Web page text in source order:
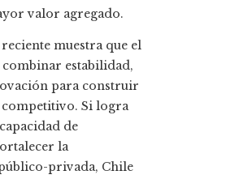
valor agregado.
muestra que el
combinar estabilidad,
para construir
competitivo. Si logra
de
la
privada, Chile